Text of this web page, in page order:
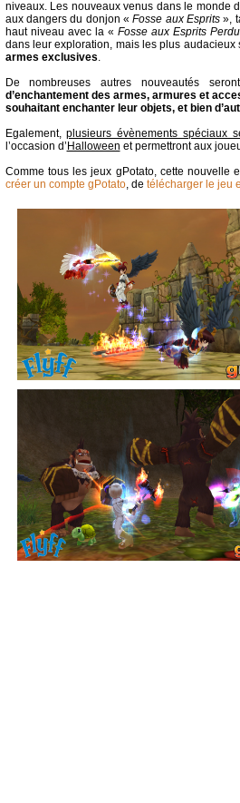
niveaux. Les nouveaux venus dans le monde
aux dangers du donjon «Fosse aux Esprits »,
haut niveau avec la « Fosse aux Esprits
dans leur exploration, mais les plus
armes exclusives.
De nombreuses autres nouveautés
d’enchantement des armes, armures et
souhaitant enchanter leur objets, et bien
Egalement,plusieurs évènements spéciaux
l’occasion d’ Halloween et permettront aux
Comme tous les jeux gPotato, cette nouvelle
créer un compte gPotato, de télécharger le jeu